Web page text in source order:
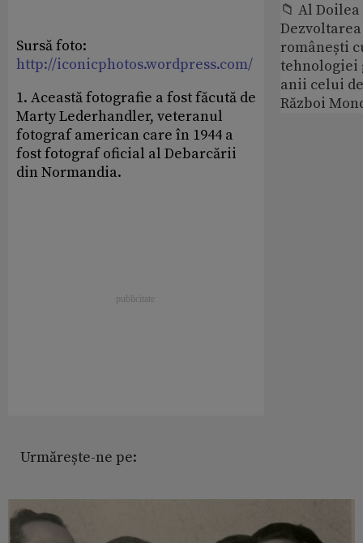
Sursă foto:
http://iconicphotos.wordpress.com/
1. Această fotografie a fost făcută de
Marty Lederhandler, veteranul
fotograf american care în 1944 a
fost fotograf oficial al Debarcării
din Normandia.
Urmărește-ne pe:
📁 Al
românești
tehnologiei
anii celui
Război